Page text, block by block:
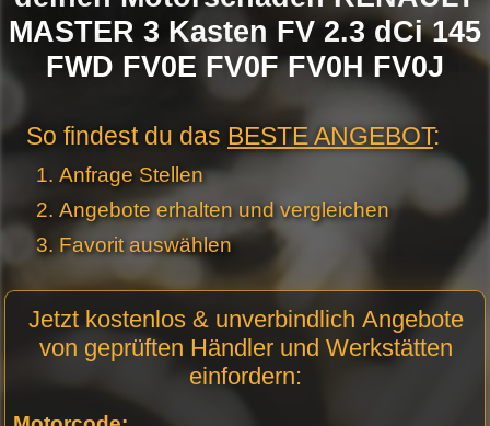
MASTER 3 Kasten FV 2.3 dCi 145
FWD FV0E FV0F FV0H FV0J
So findest du das BESTE ANGEBOT:
Anfrage Stellen
Angebote erhalten und vergleichen
Favorit auswählen
Anfrage
Stellen -
Jetzt kostenlos & unverbindlich Angebote
von geprüften Händler und Werkstätten
einfordern: